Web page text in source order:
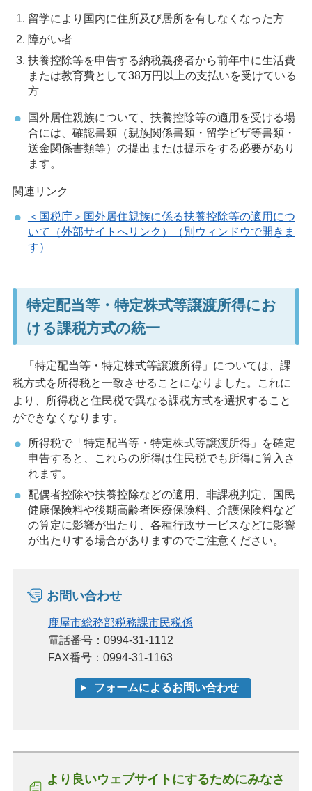
留学により国内に住所及び居所を有しなくなった方
障がい者
扶養控除等を申告する納税義務者から前年中に生活費
または教育費として38万円以上の支払いを受けている
方
国外居住親族について、扶養控除等の適用を受ける場
合には、確認書類（親族関係書類・留学ビザ等書類・
送金関係書類等）の提出または提示をする必要があり
ます。
関連リンク
＜国税庁＞国外居住親族に係る扶養控除等の適用につ
いて（外部サイトへリンク）（別ウィンドウで開きま
す）
特定配当等・特定株式等譲渡所得にお
ける課税方式の統一
「特定配当等・特定株式等譲渡所得」については、課
税方式を所得税と一致させることになりました。これに
より、所得税と住民税で異なる課税方式を選択すること
ができなくなります。
所得税で「特定配当等・特定株式等譲渡所得」を確定
申告すると、これらの所得は住民税でも所得に算入さ
れます。
配偶者控除や扶養控除などの適用、非課税判定、国民
健康保険料や後期高齢者医療保険料、介護保険料など
の算定に影響が出たり、各種行政サービスなどに影響
が出たりする場合がありますのでご注意ください。
お問い合わせ
鹿屋市総務部税務課市民税係
電話番号：0994-31-1112
FAX番号：0994-31-1163
より良いウェブサイトにするためにみなさ